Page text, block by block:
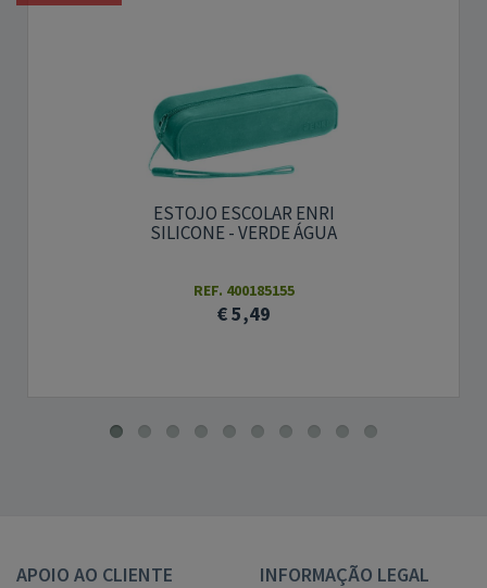
ESTOJO ESCOLAR ENRI
SILICONE - VERDE ÁGUA
REF. 400185155
€ 5,49
APOIO AO CLIENTE INFORMAÇÃO LEGAL